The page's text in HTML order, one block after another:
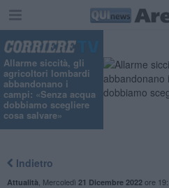
Allarme siccità, gli
agricoltori lombardi
abbandonano i
campi: «Senza acqua
dobbiamo scegliere
cosa salvare»
Indietro
Attualità Mercoledì 21 Dicembre 2022ore